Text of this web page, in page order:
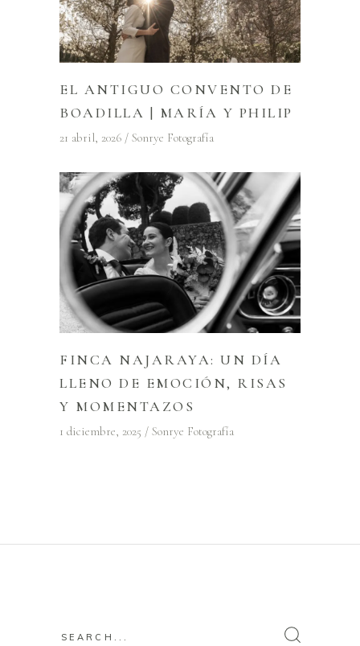
EL ANTIGUO CONVENTO DE
BOADILLA | MARÍA Y PHILIP
21 abril, 2026 Sonrye Fotografía
FINCA NAJARAYA: UN DÍA
LLENO DE EMOCIÓN, RISAS
Y MOMENTAZOS
1 diciembre, 2025 Sonrye Fotografía
Search